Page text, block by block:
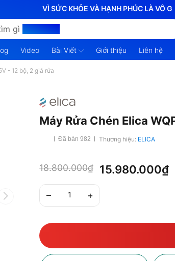
VÌ SỨC KHỎE VÀ HẠNH PHÚC LÀ VÔ GIÁ
gì hôm nay?
Video Bài Viết Giới thiệu Liên hệ
- 12 bộ, 2 giá rửa
Máy Rửa Chén Elica
Đã bán 982 Thương hiệu: ELICA
18.800.000₫ 15.980.000₫
– +